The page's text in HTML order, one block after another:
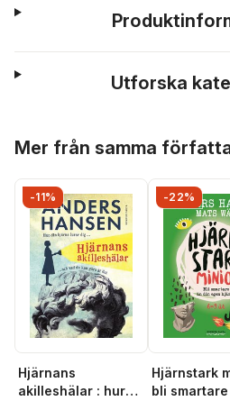
Utforska
Mer från samma
-11%
Hjärnans
akilleshälar : hur
-22%
Hjärnstark
bli